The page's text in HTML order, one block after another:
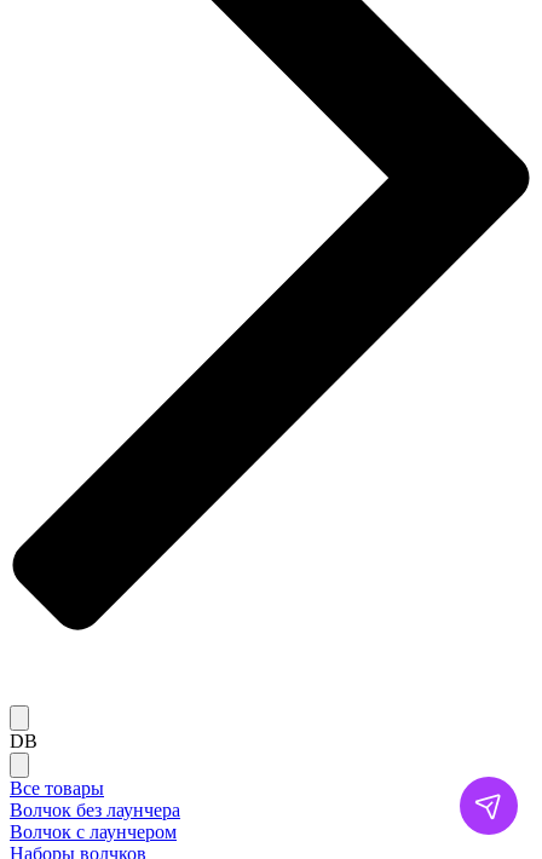
DB
Все товары
Волчок без лаунчера
Волчок с лаунчером
Наборы волчков